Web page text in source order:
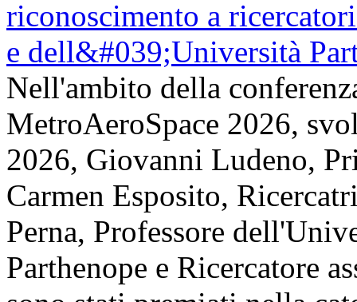
Nell'ambito della
MetroAeroSpace 2026,
2026, Giovanni Ludeno,
Carmen Esposito,
Perna, Professore
Parthenope e Ricercatore